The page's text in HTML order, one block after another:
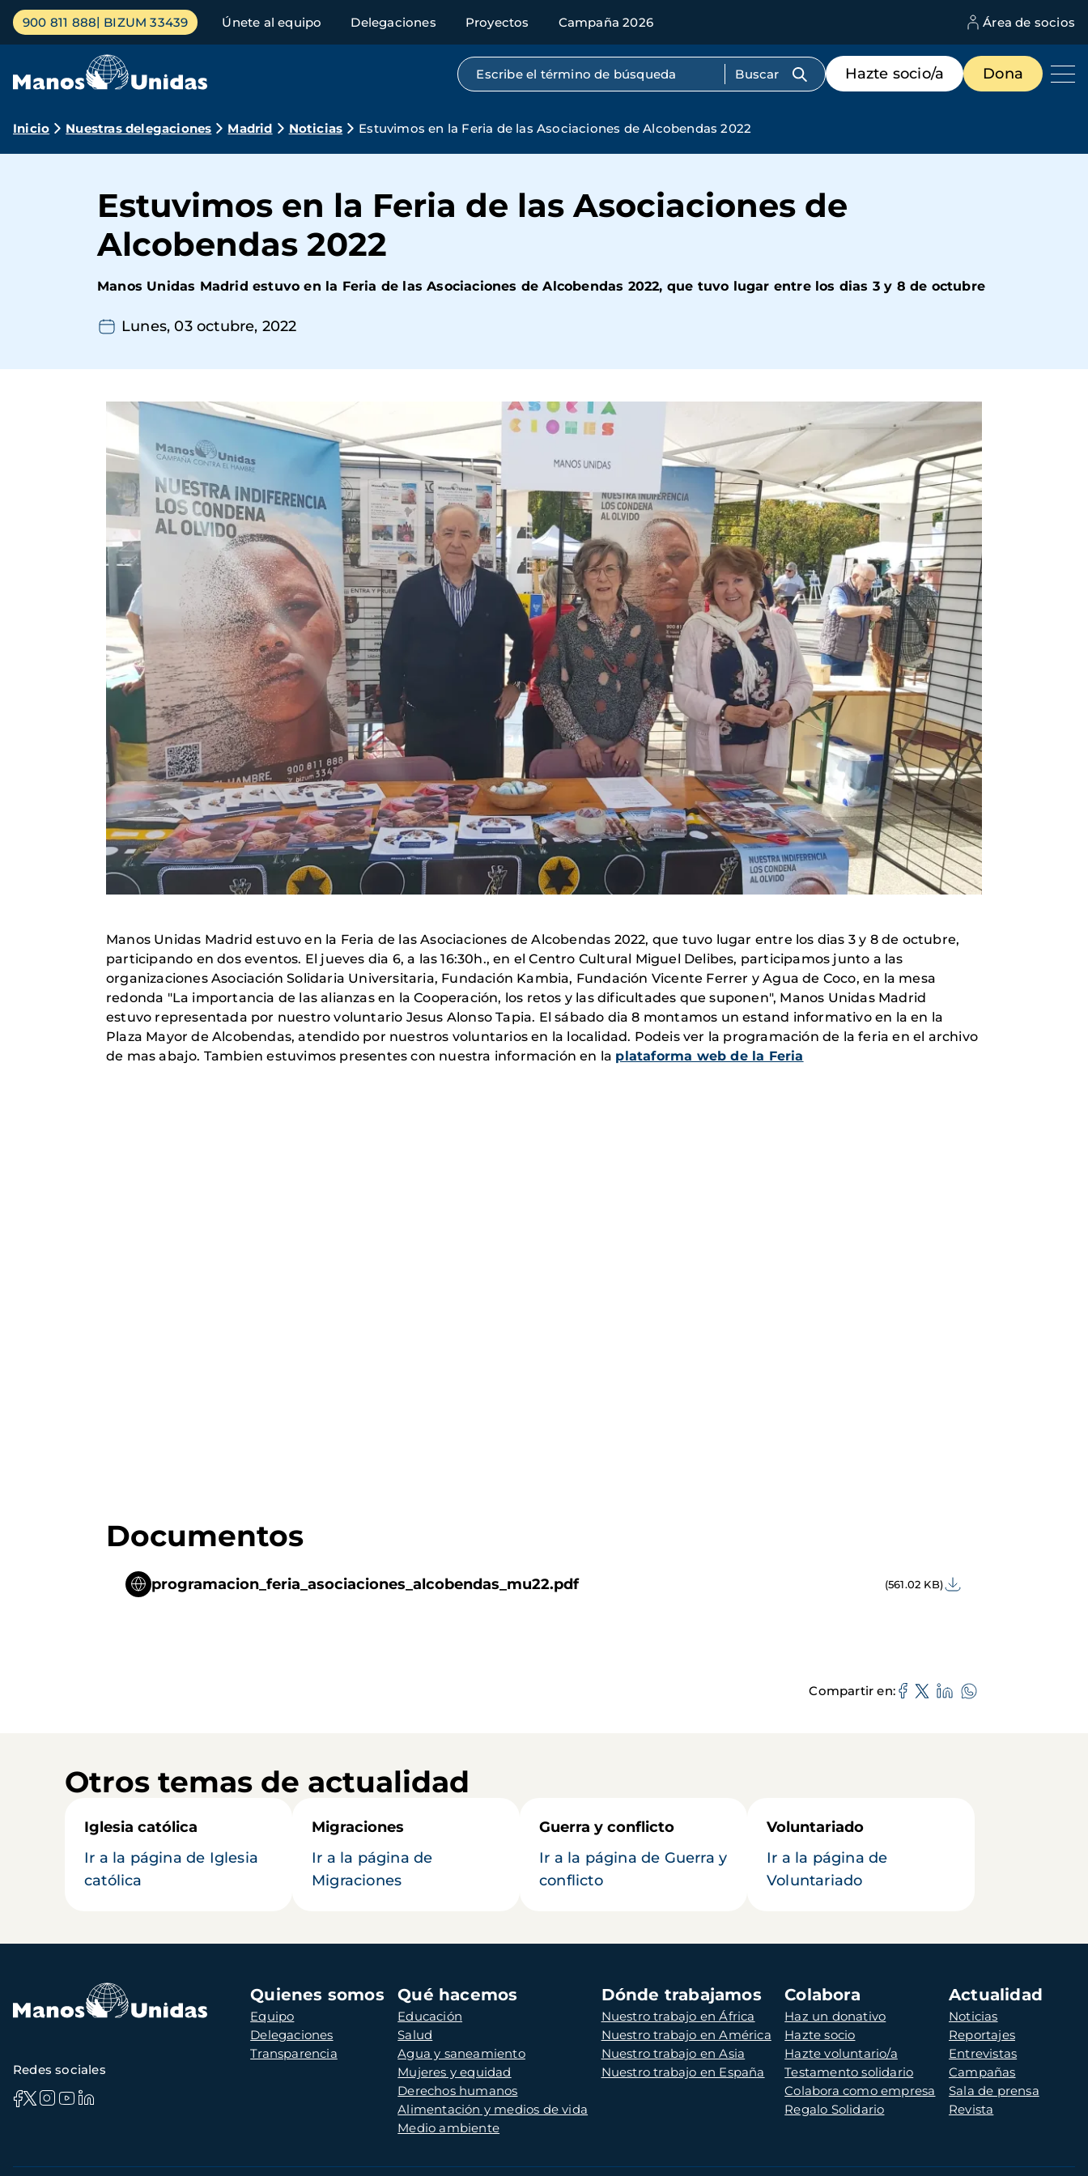
Pasar
contenido
Menú
principal
900 811 888 BIZUM 33439 Únete al equipo Delegaciones Proyectos Campaña 2026 Área de socios
Búsqueda por texto completo
Menú
de
destacados
Hazte socio/a Dona
Ruta
navegación
Inicio Nuestras delegaciones Madrid Noticias Estuvimos en la Feria de las Asociaciones de Alcobendas 2022
Estuvimos en la Feria de las Asociaciones de
Alcobendas 2022
Manos Unidas Madrid estuvo en la Feria de las Asociaciones de Alcobendas 2022, que tuvo lugar entre los dias 3 y 8 de octubre
Lunes, 03 octubre, 2022
Manos Unidas Madrid estuvo en la Feria de las Asociaciones de Alcobendas 2022, que tuvo lugar entre los dias 3 y 8 de octubre,
participando en dos eventos. El jueves dia 6, a las 16:30h., en el Centro Cultural Miguel Delibes, participamos junto a las
organizaciones Asociación Solidaria Universitaria, Fundación Kambia, Fundación Vicente Ferrer y Agua de Coco, en la mesa
redonda "La importancia de las alianzas en la Cooperación, los retos y las dificultades que suponen", Manos Unidas Madrid
estuvo representada por nuestro voluntario Jesus Alonso Tapia. El sábado dia 8 montamos un estand informativo en la en la
Plaza Mayor de Alcobendas, atendido por nuestros voluntarios en la localidad. Podeis ver la programación de la feria en el archivo
de mas abajo. Tambien estuvimos presentes con nuestra información en la plataforma web de la Feria
Documentos
programacion_feria_asociaciones_alcobendas_mu22.pdf (561.02 KB)
Compartir en
Otros temas de actualidad
Iglesia católica
Ir a la página de Iglesia
católica
Migraciones
Ir a la página de
Migraciones
Guerra y conflicto
Ir a la página de Guerra y
conflicto
Voluntariado
Ir a la página de
Voluntariado
Navegación
principal
Quienes somos
Equipo
Delegaciones
Transparencia
Qué hacemos
Educación
Salud
Agua y saneamiento
Mujeres y equidad
Derechos humanos
Alimentación y medios de vida
Medio ambiente
Dónde trabajamos
Nuestro trabajo en África
Nuestro trabajo en América
Nuestro trabajo en Asia
Nuestro trabajo en España
Colabora
Haz un donativo
Hazte socio
Hazte voluntario/a
Testamento solidario
Colabora como empresa
Regalo Solidario
Actualidad
Noticias
Reportajes
Entrevistas
Campañas
Sala de prensa
Revista
Redes sociales